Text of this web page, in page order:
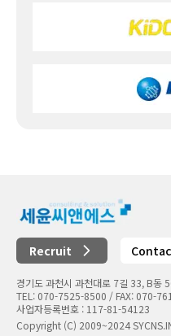
Recruit
경기도 과천시 과천대로 7길 33, B동
TEL: 070-7525-8500 / FAX: 070-
사업자등록번호 : 117-81-54123
Copyright (C) 2009~2024